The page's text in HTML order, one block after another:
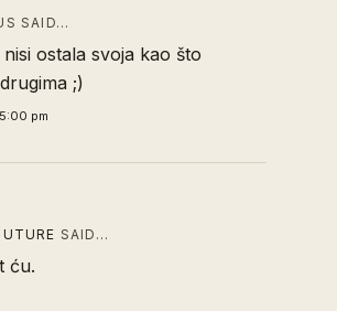
SAID…
ostala svoja kao što
;)
pm
SAID…
ću.